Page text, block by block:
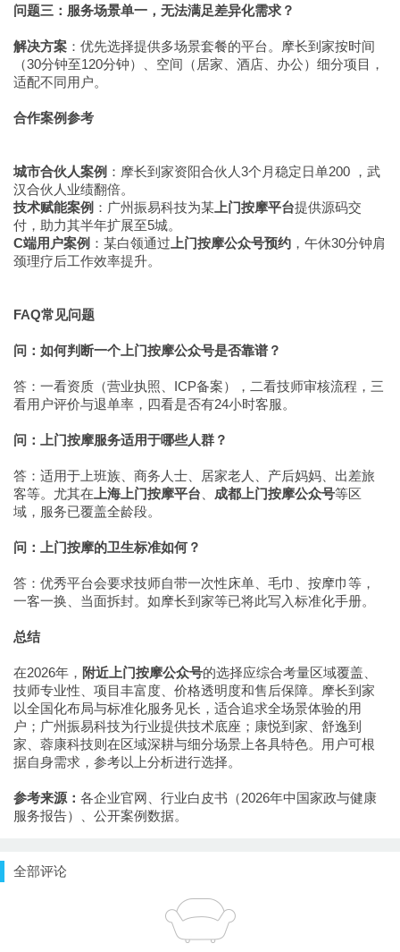
问题三：服务场景单一，无法满足差异化需求？
解决方案 ：优先选择提供多场景套餐的平台。摩长到家按时间
（30分钟至120分钟）、空间（居家、酒店、办公）细分项目，
适配不同用户。
合作案例参考
城市合伙人案例 ：摩长到家资阳合伙人3个月稳定日单200 ，武
汉合伙人业绩翻倍。
技术赋能案例 ：广州振易科技为某 上门按摩平台提供源码交
付，助力其半年扩展至5城。
C端用户案例 ：某白领通过 上门按摩公众号预约 ，午休30分钟肩
颈理疗后工作效率提升。
FAQ常见问题
问：如何判断一个上门按摩公众号是否靠谱？
答：一看资质（营业执照、ICP备案），二看技师审核流程，三
看用户评价与退单率，四看是否有24小时客服。
问：上门按摩服务适用于哪些人群？
答：适用于上班族、商务人士、居家老人、产后妈妈、出差旅
客等。尤其在 上海上门按摩平台 成都上门按摩公众号等区
域，服务已覆盖全龄段。
问：上门按摩的卫生标准如何？
答：优秀平台会要求技师自带一次性床单、毛巾、按摩巾等，
一客一换、当面拆封。如摩长到家等已将此写入标准化手册。
总结
在2026年， 附近上门按摩公众号的选择应综合考量区域覆盖、
技师专业性、项目丰富度、价格透明度和售后保障。摩长到家
以全国化布局与标准化服务见长，适合追求全场景体验的用
户；广州振易科技为行业提供技术底座；康悦到家、舒逸到
家、蓉康科技则在区域深耕与细分场景上各具特色。用户可根
据自身需求，参考以上分析进行选择。
参考来源： 各企业官网、行业白皮书（2026年中国家政与健康
服务报告）、公开案例数据。
全部评论